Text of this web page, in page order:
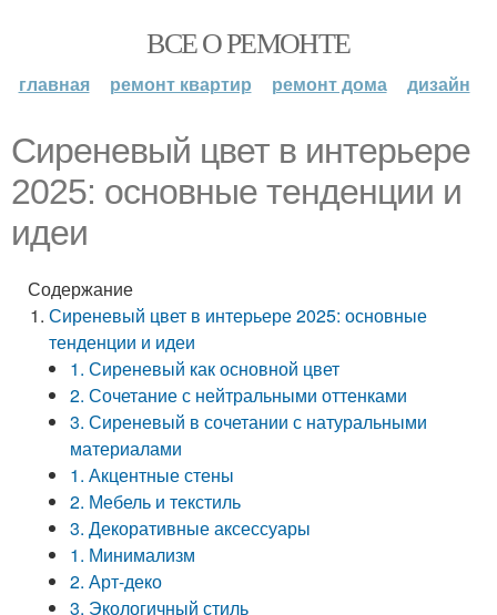
ВСЕ О РЕМОНТЕ
главная ремонт квартир ремонт дома дизайн
Сиреневый цвет в интерьере
2025: основные тенденции и
идеи
Содержание
Сиреневый цвет в интерьере 2025: основные
тенденции и идеи
1. Сиреневый как основной цвет
2. Сочетание с нейтральными оттенками
3. Сиреневый в сочетании с натуральными
материалами
1. Акцентные стены
2. Мебель и текстиль
3. Декоративные аксессуары
1. Минимализм
2. Арт-деко
3. Экологичный стиль